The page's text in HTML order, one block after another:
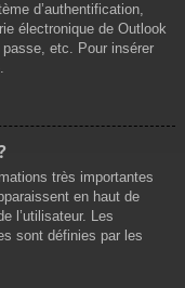
d’authentification,
électronique de Outlook
etc. Pour insérer
très importantes
en haut de
l’utilisateur. Les
sont définies par les